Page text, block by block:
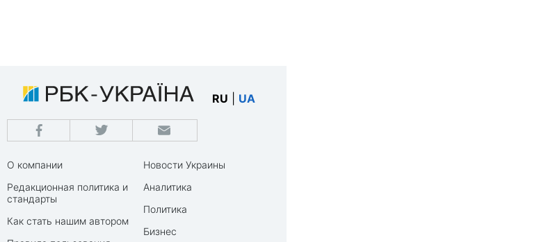
RU UA
О компании
Редакционная политика и
стандарты
Как стать нашим автором
Новости Украины
Аналитика
Политика
Бизнес